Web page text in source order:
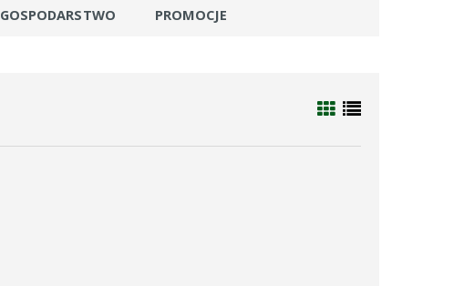
GOSPODARSTWO PROMOCJE